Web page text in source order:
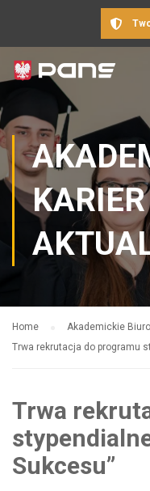
Home
Akademickie
Trwa rekrutacja do programu
Trwa
Sukcesu”